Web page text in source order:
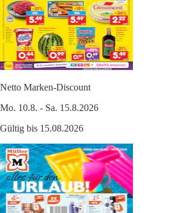
Netto Marken-Discount
Mo. 10.8. - Sa. 15.8.2026
Gültig bis 15.08.2026